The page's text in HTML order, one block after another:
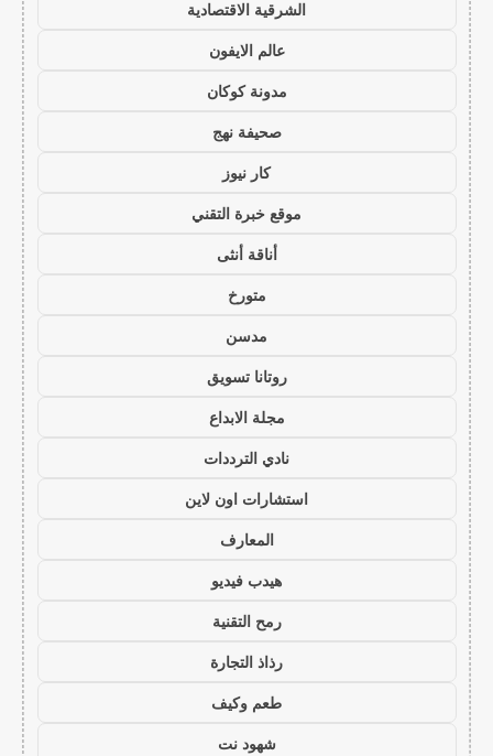
الشرقية الاقتصادية
عالم الايفون
مدونة كوكان
صحيفة نهج
كار نيوز
موقع خبرة التقني
أناقة أنثى
متورخ
مدسن
روتانا تسويق
مجلة الابداع
نادي الترددات
استشارات اون لاين
المعارف
هيدب فيديو
رمح التقنية
رذاذ التجارة
طعم وكيف
شهود نت